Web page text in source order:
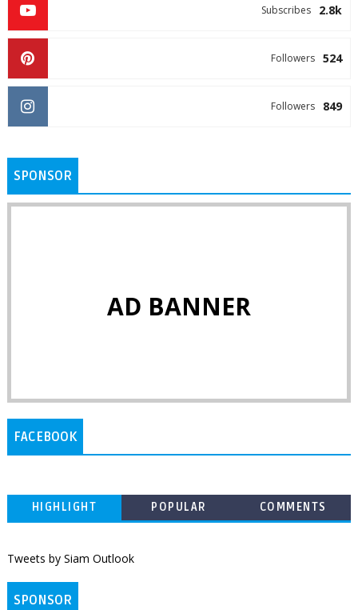
2.8k
Subscribes
524
Followers
849
Followers
SPONSOR
AD BANNER
FACEBOOK
HIGHLIGHT POPULAR COMMENTS
Tweets by Siam Outlook
SPONSOR